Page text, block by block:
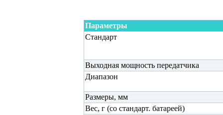
Параметры
Стандарт
Выходная мощность передатчика
Диапазон
Размеры, мм
Вес, г (со стандарт. батареей)